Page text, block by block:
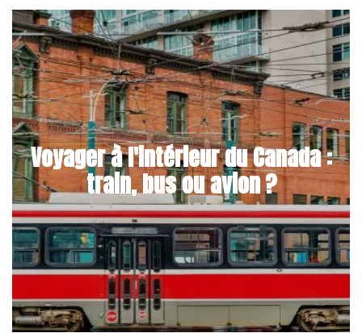
Voyager à l'intérieur du Canada :
train, bus ou avion ?